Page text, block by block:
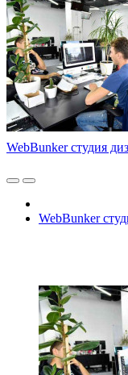
WebBunker студия
WebBunker